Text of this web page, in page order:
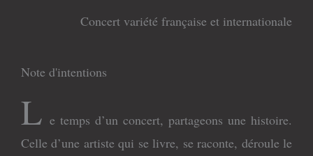
Concert variété française et internationale
Note d'intentions
L e temps d’un concert, partageons une histoire.
Celle d’une artiste qui se livre, se raconte, déroule le